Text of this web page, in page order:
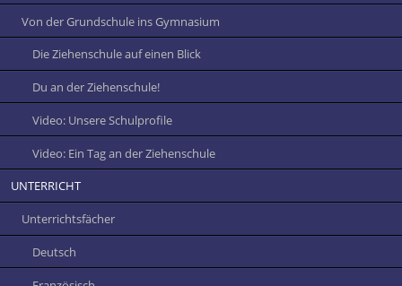
Von der Grundschule ins Gymnasium
Die Ziehenschule auf einen Blick
Du an der Ziehenschule!
Video: Unsere Schulprofile
Video: Ein Tag an der Ziehenschule
UNTERRICHT
Unterrichtsfächer
Deutsch